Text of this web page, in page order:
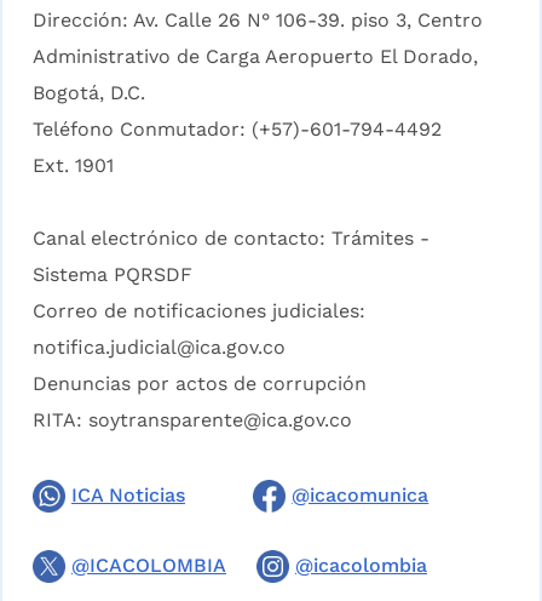
Dirección: Av. Calle 26 N° 106-39. piso 3, Centro
Administrativo de Carga Aeropuerto El Dorado,
Bogotá, D.C.
Teléfono Conmutador: (+57)-601-794-4492
Ext. 1901
Canal electrónico de contacto: Trámites -
Sistema PQRSDF
Correo de notificaciones judiciales:
notifica.judicial@ica.gov.co
Denuncias por actos de corrupción
RITA: soytransparente@ica.gov.co
ICA Noticias @icacomunica
@ICACOLOMBIA @icacolombia